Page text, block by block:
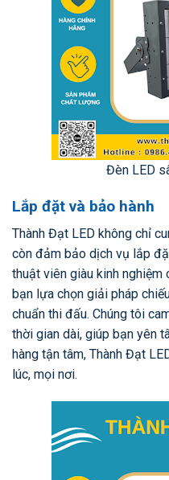
Đèn LED
Lắp đặt và bảo hành
Thành Đạt LED không chỉ
còn đảm bảo dịch vụ lắp
thuật viên giàu kinh
bạn lựa chọn giải pháp
chuẩn thi đấu. Chúng tôi
thời gian dài, giúp bạn yên
hàng tận tâm, Thành Đạt
lúc, mọi nơi.